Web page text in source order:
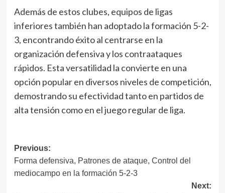
Además de estos clubes, equipos de ligas
inferiores también han adoptado la formación 5-2-
3, encontrando éxito al centrarse en la
organización defensiva y los contraataques
rápidos. Esta versatilidad la convierte en una
opción popular en diversos niveles de competición,
demostrando su efectividad tanto en partidos de
alta tensión como en el juego regular de liga.
Post
navigation
Previous:
Forma defensiva, Patrones de ataque, Control del
mediocampo en la formación 5-2-3
Next: